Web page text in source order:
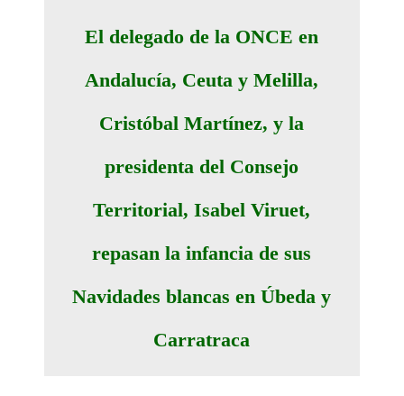
El delegado de la ONCE en
Andalucía, Ceuta y Melilla,
Cristóbal Martínez, y la
presidenta del Consejo
Territorial, Isabel Viruet,
repasan la infancia de sus
Navidades blancas en Úbeda y
Carratraca